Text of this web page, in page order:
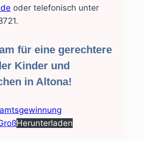
oder telefonisch unter
für eine gerechtere
Kinder und
in Altona!
Herunterladen